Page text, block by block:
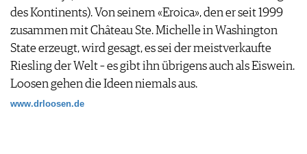
des Kontinents). Von seinem «Eroica», den er seit 1999
zusammen mit Château Ste. Michelle in Washington
State erzeugt, wird gesagt, es sei der meistverkaufte
Riesling der Welt – es gibt ihn übrigens auch als Eiswein.
Loosen gehen die Ideen niemals aus.
www.drloosen.de